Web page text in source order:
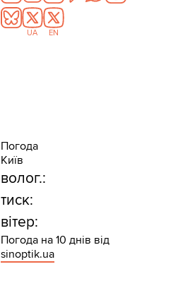
UA EN
Погода
Київ
волог.:
тиск:
вітер:
Погода на 10 днів від
sinoptik.ua